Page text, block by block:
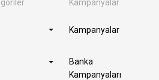
Kampanyalar
Kampanyalar
Banka
Kampanyaları